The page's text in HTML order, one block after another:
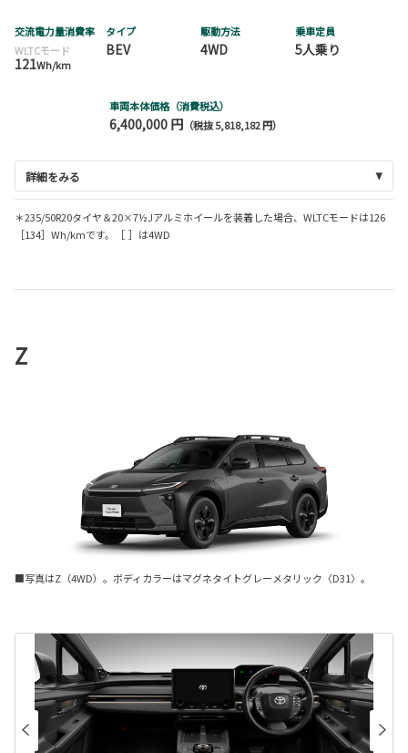
交流電力量消費率
WLTCモード
121Wh/km
タイプ
BEV
駆動方法
4WD
乗車定員
5人乗り
車両本体価格（消費税込）
6,400,000 円 （税抜 5,818,182 円）
詳細をみる
＊235/50R20タイヤ＆20×7½Jアルミホイールを装着した場合、WLTCモードは126
［134］Wh/kmです。［ ］は4WD
Z
■写真はZ（4WD）。ボディカラーはマグネタイトグレーメタリック〈D31〉。